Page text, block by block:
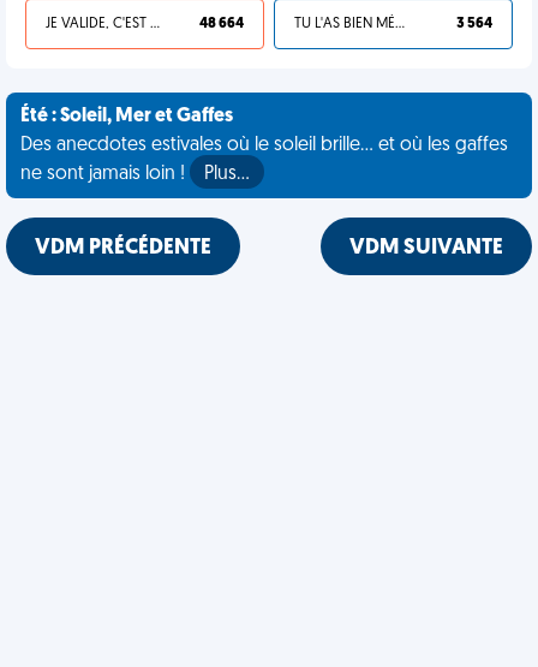
JE VALIDE, C'EST UNE VDM 48 664 TU L'AS BIEN MÉRITÉ 3 564
Été : Soleil, Mer et Gaffes
Des anecdotes estivales où le soleil brille... et où les gaffes
ne sont jamais loin !
Plus…
VDM PRÉCÉDENTE VDM SUIVANTE